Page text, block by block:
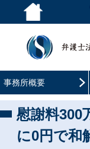
事務所概要
慰謝料300
に0円で和